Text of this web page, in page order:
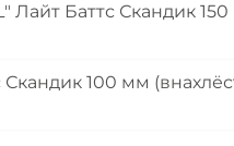
Лайт Баттс Скандик
Скандик 100 мм